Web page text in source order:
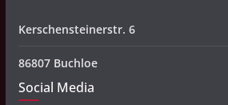
Kerschensteinerstr. 6
86807 Buchloe
Social Media